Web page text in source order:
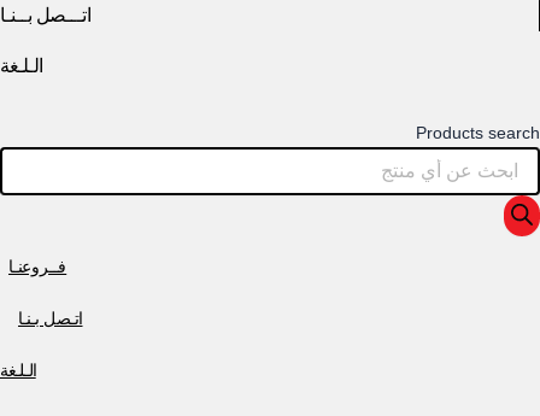
اتـــصل بــنـا
الـلـغة
Products search
فــروعنـا
اتـصل بـنـا
الـلـغة